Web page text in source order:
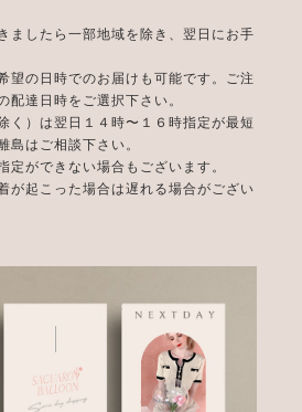
ましたら一部地域を除き、翌日にお手
望の日時でのお届けも可能です。ご注
配達日時をご選択下さい。
く）は翌日１４時〜１６時指定が最短
島はご相談下さい。
ができない場合もございます。
が起こった場合は遅れる場合がござい